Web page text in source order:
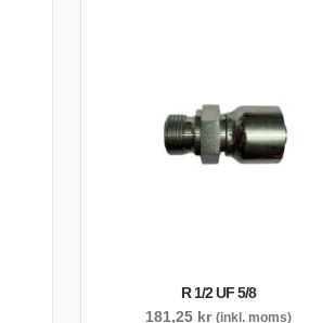
R 1/2 UF 5/8
181,25 kr (inkl. moms)